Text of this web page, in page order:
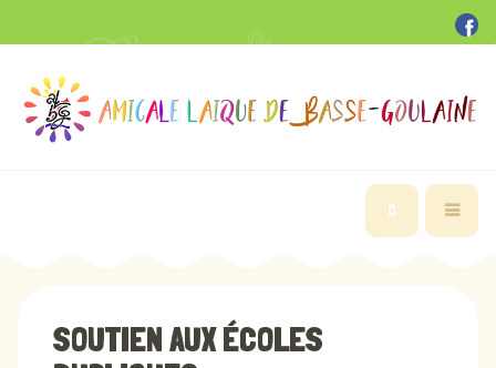
C
SOUTIEN AUX ÉCOLES